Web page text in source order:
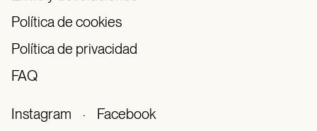
Política de cookies
Política de privacidad
FAQ
Instagram · Facebook